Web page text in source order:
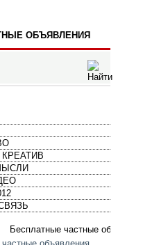
ОБЪЯВЛЕНИЯ
Бесплатные частные объявления